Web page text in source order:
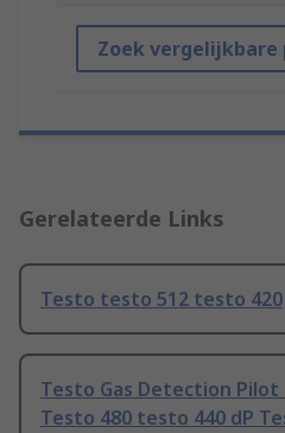
Zoek vergelijkbare
Gerelateerde Links
Testo testo 512 testo 420
Testo Gas Detection
Testo 480 testo 440 dP